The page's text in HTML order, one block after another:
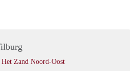
Zand Noord-Oost